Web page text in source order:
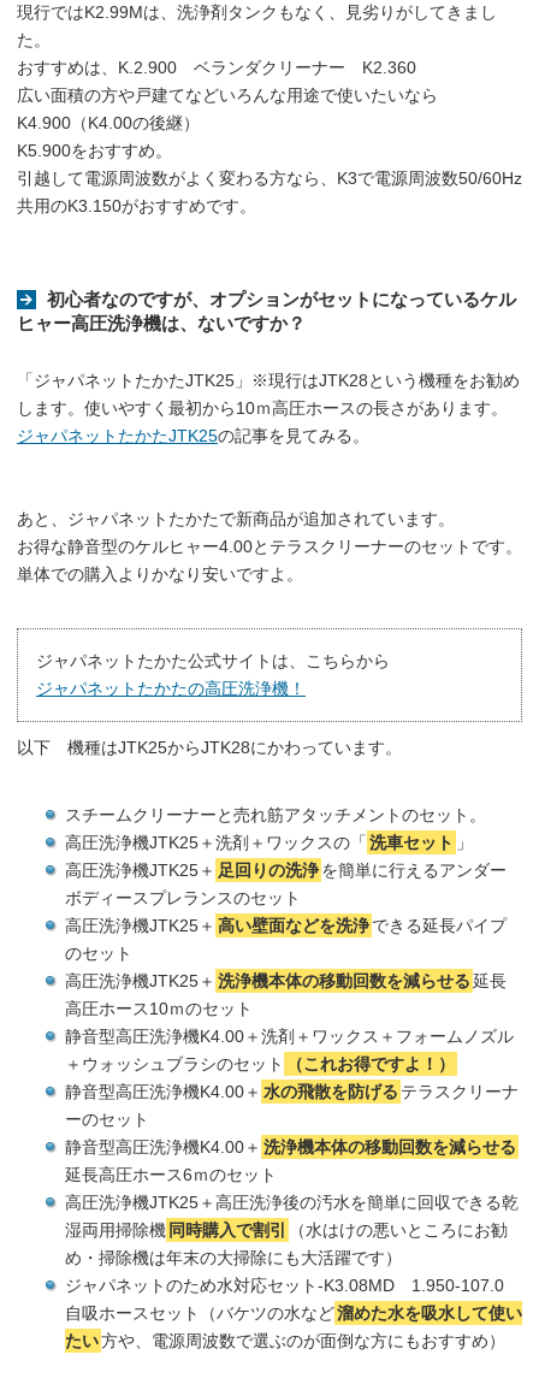
現行ではK2.99Mは、洗浄剤タンクもなく、見劣りがしてきまし
た。
おすすめは、K.2.900 ベランダクリーナー K2.360
広い面積の方や戸建てなどいろんな用途で使いたいなら
K4.900（K4.00の後継）
K5.900をおすすめ。
引越して電源周波数がよく変わる方なら、K3で電源周波数50/60Hz
共用のK3.150がおすすめです。
初心者なのですが、オプションがセットになっているケル
ヒャー高圧洗浄機は、ないですか？
「ジャパネットたかたJTK25」※現行はJTK28という機種をお勧め
します。使いやすく最初から10ｍ高圧ホースの長さがあります。
ジャパネットたかたJTK25の記事を見てみる。
あと、ジャパネットたかたで新商品が追加されています。
お得な静音型のケルヒャー4.00とテラスクリーナーのセットです。
単体での購入よりかなり安いですよ。
ジャパネットたかた公式サイトは、こちらから
ジャパネットたかたの高圧洗浄機！
以下 機種はJTK25からJTK28にかわっています。
スチームクリーナーと売れ筋アタッチメントのセット。
高圧洗浄機JTK25＋洗剤＋ワックスの「 洗車セット 」
高圧洗浄機JTK25＋ 足回りの洗浄を簡単に行えるアンダー
ボディースプレランスのセット
高圧洗浄機JTK25＋ 高い壁面などを洗浄できる延長パイプ
のセット
高圧洗浄機JTK25＋ 洗浄機本体の移動回数を減らせる延長
高圧ホース10ｍのセット
静音型高圧洗浄機K4.00＋洗剤＋ワックス＋フォームノズル
＋ウォッシュブラシのセット
（これお得ですよ！）
静音型高圧洗浄機K4.00＋ 水の飛散を防げる テラスクリーナ
ーのセット
静音型高圧洗浄機K4.00＋ 洗浄機本体の移動回数を減らせる
延長高圧ホース6ｍのセット
高圧洗浄機JTK25＋高圧洗浄後の汚水を簡単に回収できる乾
湿両用掃除機 同時購入で割引
（水はけの悪いところにお勧
め・掃除機は年末の大掃除にも大活躍です）
ジャパネットのため水対応セット-K3.08MD 1.950-107.0
自吸ホースセット（バケツの水など溜めた水を吸水して使い
たい方や、電源周波数で選ぶのが面倒な方にもおすすめ）